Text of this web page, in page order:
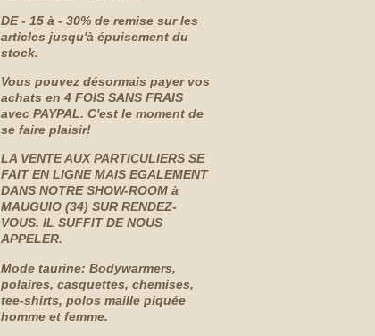
DE - 15 à - 30% de remise sur les
articles jusqu'à épuisement du
stock.
Vous pouvez désormais payer vos
achats en 4 FOIS SANS FRAIS
avec PAYPAL. C'est le moment de
se faire plaisir!
LA VENTE AUX PARTICULIERS SE
FAIT EN LIGNE MAIS EGALEMENT
DANS NOTRE SHOW-ROOM à
MAUGUIO (34) SUR RENDEZ-
VOUS. IL SUFFIT DE NOUS
APPELER.
Mode taurine: Bodywarmers,
polaires, casquettes, chemises,
tee-shirts, polos maille piquée
homme et femme.